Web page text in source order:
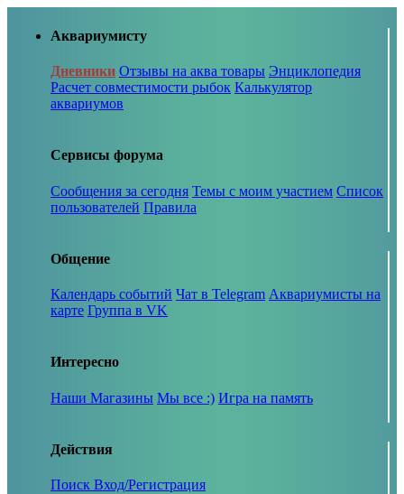
Аквариумисту
Дневники Отзывы на аква товары Энциклопедия
Расчет совместимости рыбок Калькулятор
аквариумов
Сервисы форума
Сообщения за сегодня Темы с моим участием Список
пользователей Правила
Общение
Календарь событий Чат в Telegram Аквариумисты на
карте Группа в VK
Интересно
Наши Магазины Мы все :) Игра на память
Действия
Поиск Вход/Регистрация